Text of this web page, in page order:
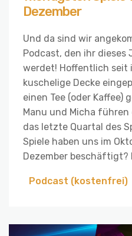
Dezember
Und da sind wir
Podcast, den ihr dieses
werdet! Hoffentlich seit
kuschelige Decke
einen Tee (oder Kaffee)
Manu und Micha
das letzte Quartal des
Spiele haben uns im
Dezember beschäftigt?
Podcast (kostenfrei)